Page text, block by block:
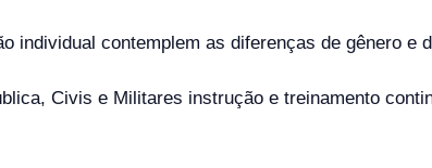
individual contemplem as diferenças de gênero e
Civis e Militares instrução e treinamento